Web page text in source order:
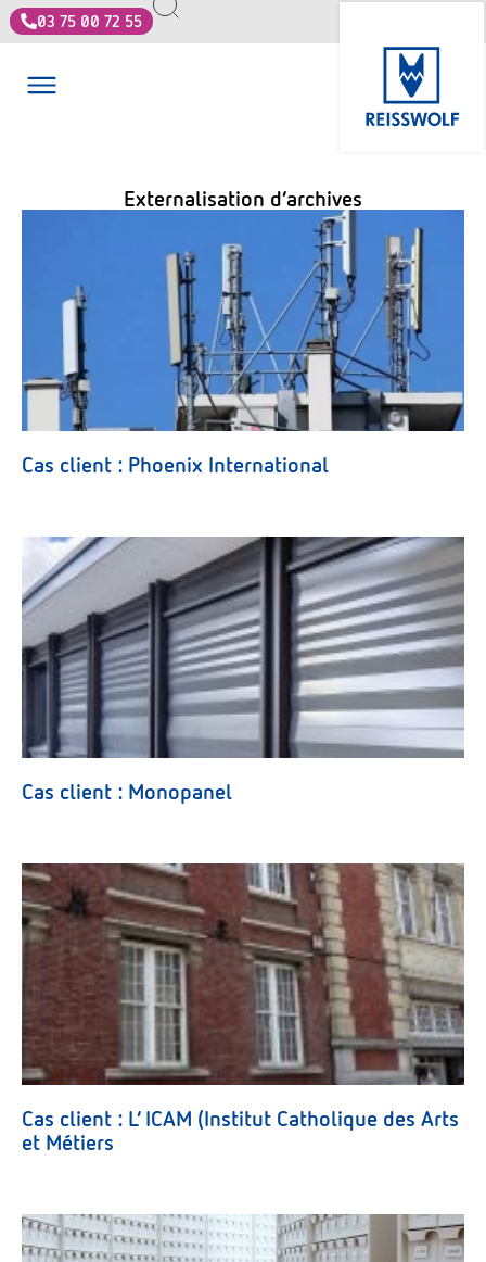
03 75 00 72 55
Externalisation d’archives
Cas client : Phoenix International
Cas client : Monopanel
Cas client : L’ ICAM (Institut Catholique des Arts
et Métiers